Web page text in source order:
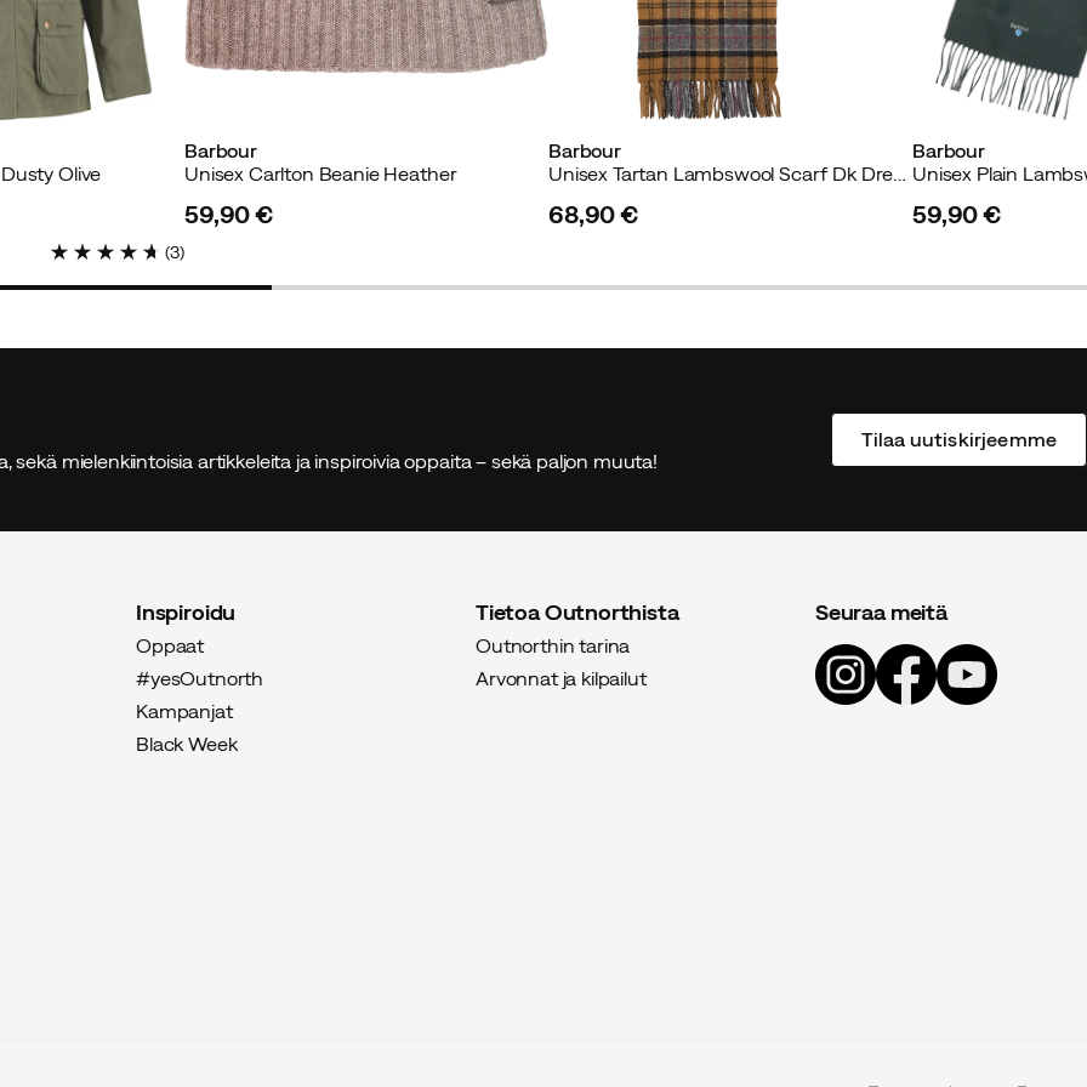
ostaja
Olive
(3)
Barbour
Unisex Carlton Beanie Heather
59,90 €
Barbour
Unisex Tartan Lambswool Scarf Dk Dress Tartan
68,90 €
Barbour
59,90 €
mielenkiintoisia artikkeleita ja inspiroivia oppaita – sekä paljon muuta!
Tilaa uutiskirjeemme
Inspiroidu
Oppaat
#yesOutnorth
Kampanjat
Black Week
Tietoa Outnorthista
Outnorthin tarina
Arvonnat ja kilpailut
Seuraa meitä